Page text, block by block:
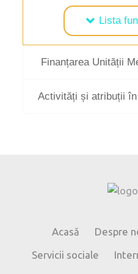
Lista
Finanțarea Unității
Activități și atribuții
Acasă Despre
Servicii sociale